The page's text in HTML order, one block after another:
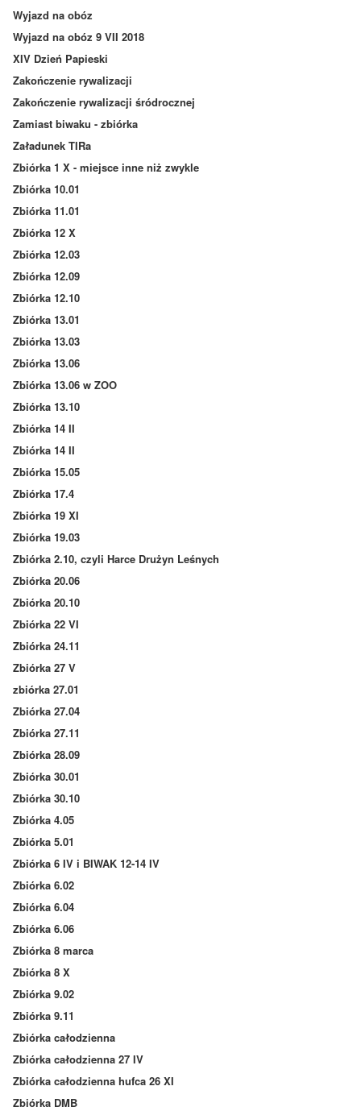
Wyjazd na obóz
Wyjazd na obóz 9 VII 2018
XIV Dzień Papieski
Zakończenie rywalizacji
Zakończenie rywalizacji śródrocznej
Zamiast biwaku - zbiórka
Załadunek TIRa
Zbiórka 1 X - miejsce inne niż zwykle
Zbiórka 10.01
Zbiórka 11.01
Zbiórka 12 X
Zbiórka 12.03
Zbiórka 12.09
Zbiórka 12.10
Zbiórka 13.01
Zbiórka 13.03
Zbiórka 13.06
Zbiórka 13.06 w ZOO
Zbiórka 13.10
Zbiórka 14 II
Zbiórka 14 II
Zbiórka 15.05
Zbiórka 17.4
Zbiórka 19 XI
Zbiórka 19.03
Zbiórka 2.10, czyli Harce Drużyn Leśnych
Zbiórka 20.06
Zbiórka 20.10
Zbiórka 22 VI
Zbiórka 24.11
Zbiórka 27 V
zbiórka 27.01
Zbiórka 27.04
Zbiórka 27.11
Zbiórka 28.09
Zbiórka 30.01
Zbiórka 30.10
Zbiórka 4.05
Zbiórka 5.01
Zbiórka 6 IV i BIWAK 12-14 IV
Zbiórka 6.02
Zbiórka 6.04
Zbiórka 6.06
Zbiórka 8 marca
Zbiórka 8 X
Zbiórka 9.02
Zbiórka 9.11
Zbiórka całodzienna
Zbiórka całodzienna 27 IV
Zbiórka całodzienna hufca 26 XI
Zbiórka DMB